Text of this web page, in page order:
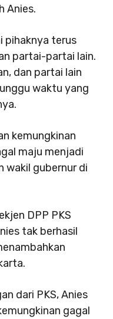
Anies.
pihaknya terus
partai-partai lain.
dan partai lain
waktu yang
kemungkinan
maju menjadi
wakil gubernur di
DPP PKS
tak berhasil
dari PKS, Anies
gagal